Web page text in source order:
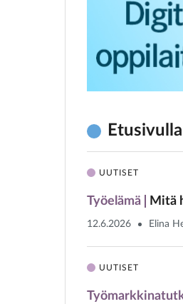
UUTISET
Työelämä Mitä
12.6.2026 Elina
UUTISET